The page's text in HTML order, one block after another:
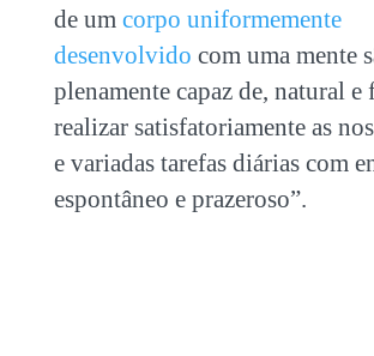
de um corpo uniformemente
desenvolvido com uma mente
plenamente capaz de, natural e
realizar satisfatoriamente as
e variadas tarefas diárias com
espontâneo e prazeroso”.